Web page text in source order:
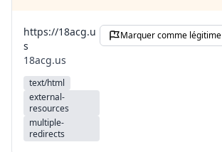
https://18acg.u
s
18acg.us
text/html
external-
resources
multiple-
redirects
Marquer comme légitime